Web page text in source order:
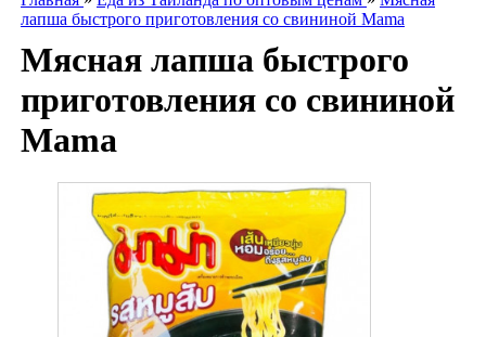
лапша быстрого приготовления со свининой Mama
Мясная лапша быстрого
приготовления со свининой
Mama